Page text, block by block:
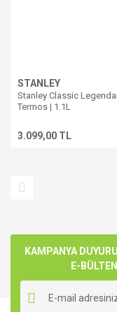
STANLEY
Stanley Classic
Termos | 1.1L
3.099,00 TL
KAMPANYA
E-